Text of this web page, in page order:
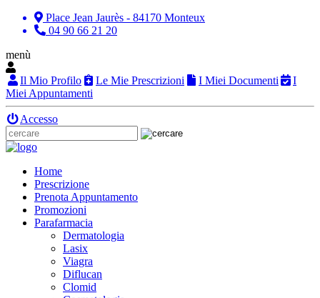
Place Jean Jaurès - 84170 Monteux
04 90 66 21 20
menù
Il Mio Profilo Le Mie Prescrizioni I Miei Documenti
I
Miei Appuntamenti
Accesso
Home
Prescrizione
Prenota Appuntamento
Promozioni
Parafarmacia
Dermatologia
Lasix
Viagra
Diflucan
Clomid